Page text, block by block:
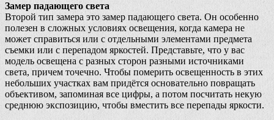
Замер падающего света
Второй тип замера это замер падающего света. Он особенно
полезен в сложных условиях освещения, когда камера не
может справиться или с отдельными элементами предмета
съемки или с перепадом яркостей. Представьте, что у вас
модель освещена с разных сторон разными источниками
света, причем точечно. Чтобы померить освещенность в этих
небольших участках вам придётся основательно повращать
объективом, запоминая все цифры, а потом посчитать некую
среднюю экспозицию, чтобы вместить все перепады яркости.